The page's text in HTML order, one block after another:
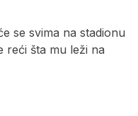
se svima na stadionu
reći šta mu leži na